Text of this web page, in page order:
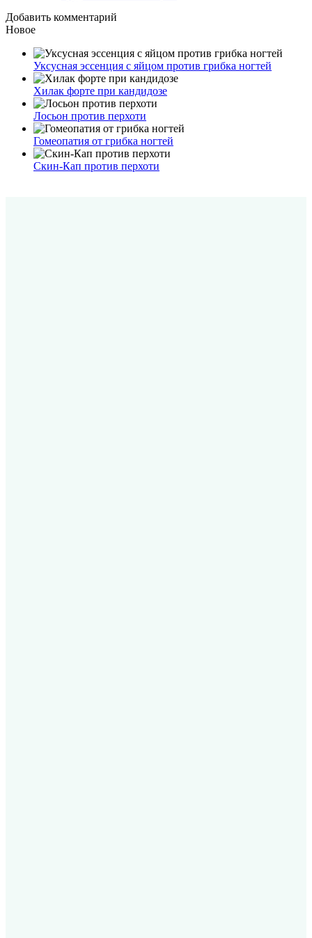
Добавить комментарий
Новое
Уксусная эссенция с яйцом против грибка ногтей
Хилак форте при кандидозе
Лосьон против перхоти
Гомеопатия от грибка ногтей
Скин-Кап против перхоти